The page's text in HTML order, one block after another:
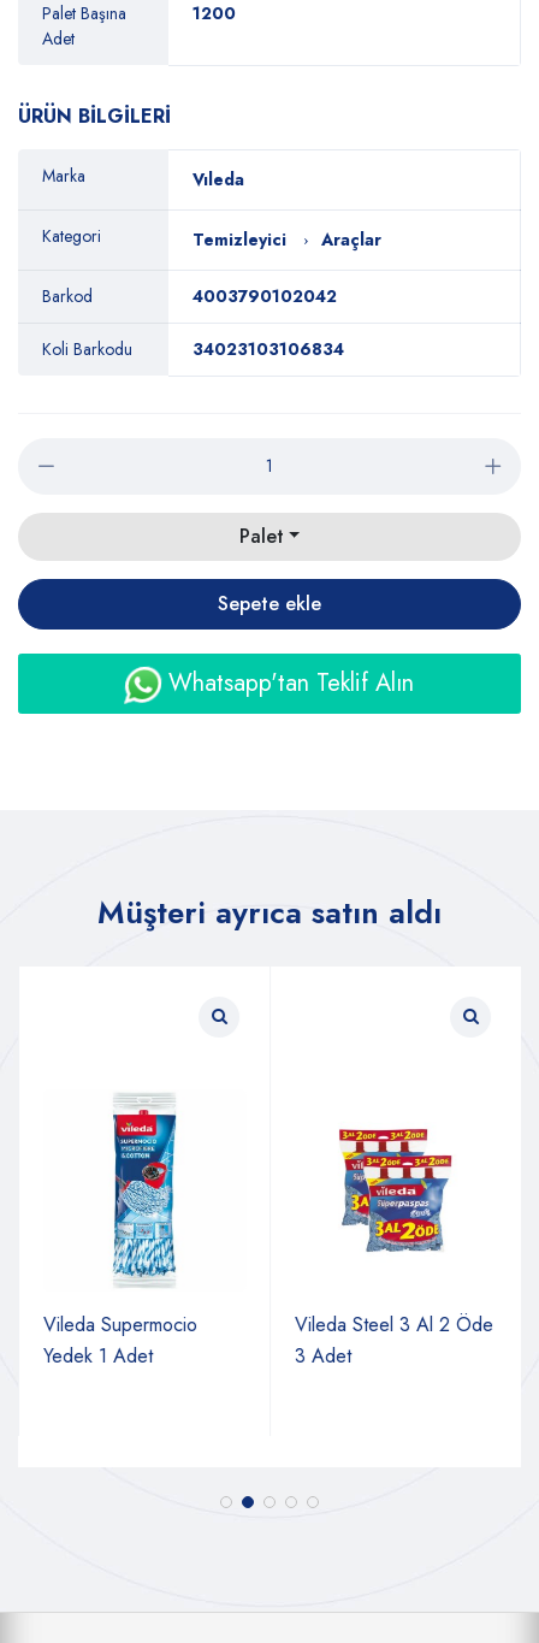
Palet Başına
Adet
1200
ÜRÜN BİLGİLERİ
Marka Vıleda
Kategori Temizleyici Araçlar
Barkod 4003790102042
Koli Barkodu 34023103106834
Palet
Sepete ekle
Whatsapp'tan Teklif Alın
Müşteri ayrıca satın aldı
Vileda Supermocio
Yedek 1 Adet
Vileda Steel 3 Al 2 Öde
3 Adet